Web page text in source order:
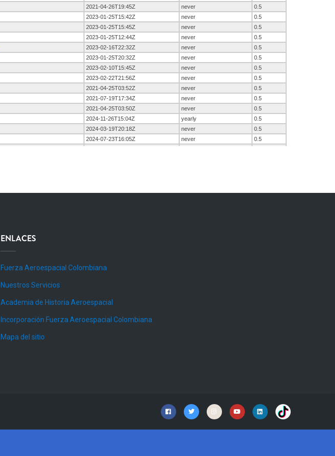
ENLACES
Fuerza Aeroespacial Colombiana
Nuestros Servicios
Academia de Historia Aeroespacial
Incorporación Fuerza Aeroespacial Colombiana
Mapa del sitio